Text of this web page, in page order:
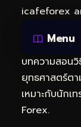
icafeforex
Menu
บทความสอนวิ
ยุทธศาสตร์ตา
เหมาะกับนักเ
Forex.